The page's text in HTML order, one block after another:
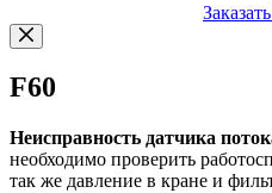
F60
Неисправность датчика
необходимо проверить
так же давление в кране и